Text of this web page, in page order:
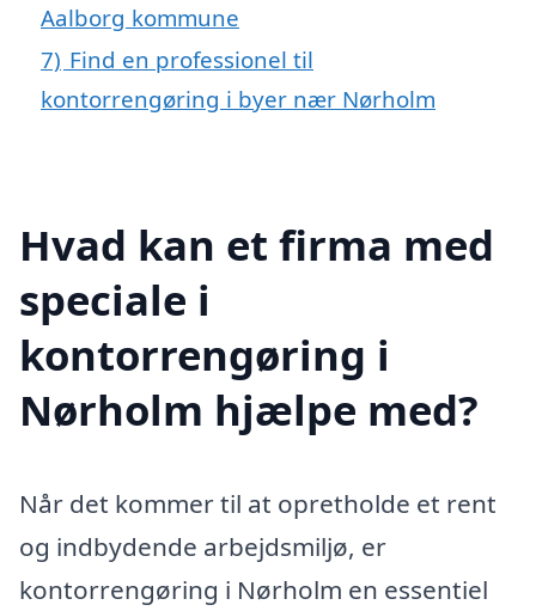
Aalborg kommune
7) Find en professionel til
kontorrengøring i byer nær Nørholm
Hvad kan et firma med
speciale i
kontorrengøring i
Nørholm hjælpe med?
Når det kommer til at opretholde et rent
og indbydende arbejdsmiljø, er
kontorrengøring i Nørholm en essentiel